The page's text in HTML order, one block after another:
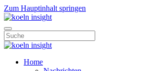
Zum Hauptinhalt springen
Home